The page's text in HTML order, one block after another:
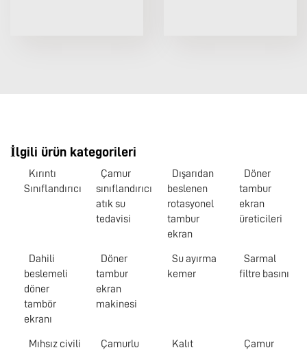
İlgili ürün kategorileri
Kırıntı
Sınıflandırıcı
Çamur
sınıflandırıcı
atık su
tedavisi
Dışarıdan
beslenen
rotasyonel
tambur
ekran
Döner
tambur
ekran
üreticileri
Dahili
beslemeli
döner
tambör
ekranı
Döner
tambur
ekran
makinesi
Su ayırma
kemer
Sarmal
filtre basını
Mıhsız civili
Çamurlu
Kalıt
Çamur